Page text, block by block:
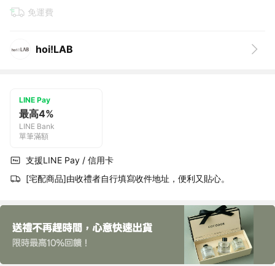
免運費
hoi!LAB
LINE Pay
最高4%
LINE Bank
單筆滿額
支援LINE Pay / 信用卡
[宅配商品]由收禮者自行填寫收件地址，便利又貼心。